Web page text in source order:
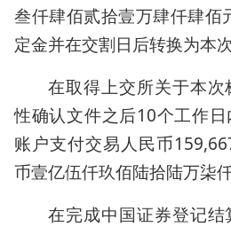
叁仟肆佰贰拾壹万肆仟肆佰
定金并在交割日后转换为本
在取得上交所关于本
性确认文件之后10个工作
账户支付交易人民币
币壹亿伍仟玖佰陆拾陆万柒
在完成中国证券登记